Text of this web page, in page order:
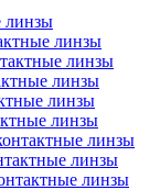
линзы
линзы
линзы
линзы
линзы
линзы
линзы
линзы
линзы